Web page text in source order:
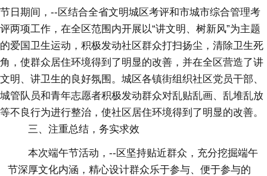
节日期间，--区结合全省文明城区考评和市城市综合管理考
评两项工作，在全区范围内开展以“讲文明、树新风”为主题
的爱国卫生运动，积极发动社区群众打扫扬尘，清除卫生死
角，使群众居住环境得到了明显的改善，并在全区营造了讲
文明、讲卫生的良好氛围。城区各镇街组织社区党员干部、
城管队员和青年志愿者积极发动群众对乱贴乱画、乱堆乱放
等不良行为进行整治，使社区居住环境得到了明显的改善。
三、注重总结，务实求效
本次端午节活动，--区坚持贴近群众，充分挖掘端午
节深厚文化内涵，精心设计群众乐于参与、便于参与的